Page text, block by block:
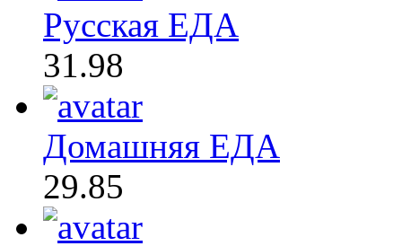
Русская ЕДА
31.98
Домашняя ЕДА
29.85